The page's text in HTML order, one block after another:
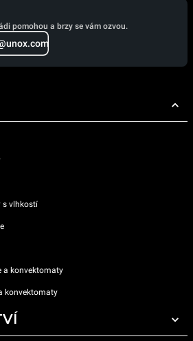
pomohou a brzy se vám ozvou.
s vlhkostí
a konvektomaty
konvektomaty